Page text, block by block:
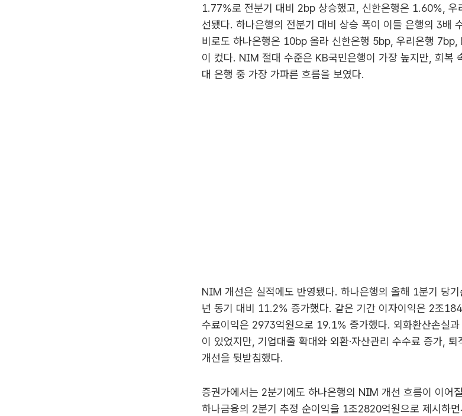
1.77%로 전분기 대비 2bp 상승했고, 신한은행은 1.60%,
선됐다. 하나은행의 전분기 대비 상승 폭이 이들 은행의 3배
비로도 하나은행은 10bp 올라 신한은행 5bp, 우리은행
이 컸다. NIM 절대 수준은 KB국민은행이 가장 높지만, 회복
대 은행 중 가장 가파른 흐름을 보였다.
NIM 개선은 실적에도 반영됐다. 하나은행의 올해 1분기 당
년 동기 대비 11.2% 증가했다. 같은 기간 이자이익은 2조
수료이익은 2973억원으로 19.1% 증가했다. 외화환산손실
이 있었지만, 기업대출 확대와 외환·자산관리 수수료 증가,
개선을 뒷받침했다.
증권가에서는 2분기에도 하나은행의 NIM 개선 흐름이 이어
하나금융의 2분기 추정 순이익을 1조2820억원으로 제시하